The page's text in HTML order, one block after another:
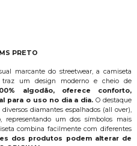
PRETO
marcante do streetwear, a camiseta
traz um design moderno e cheio de
algodão, oferece conforto,
para o uso no dia a dia. O destaque
diamantes espalhados (all over),
um dos símbolos mais
combina facilmente com diferentes
dos produtos podem alterar de